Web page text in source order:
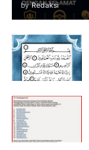
by Redaksi